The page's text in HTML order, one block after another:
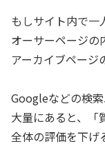
もしサイト内で一
オーサーページの
アーカイブページ
Googleなどの検
大量にあると、「
全体の評価を下げ